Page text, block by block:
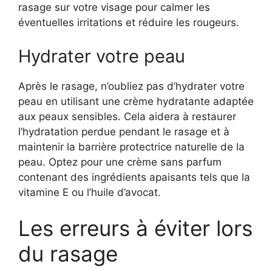
rasage sur votre visage pour calmer les
éventuelles irritations et réduire les rougeurs.
Hydrater votre peau
Après le rasage, n’oubliez pas d’hydrater votre
peau en utilisant une crème hydratante adaptée
aux peaux sensibles. Cela aidera à restaurer
l’hydratation perdue pendant le rasage et à
maintenir la barrière protectrice naturelle de la
peau. Optez pour une crème sans parfum
contenant des ingrédients apaisants tels que la
vitamine E ou l’huile d’avocat.
Les erreurs à éviter lors
du rasage